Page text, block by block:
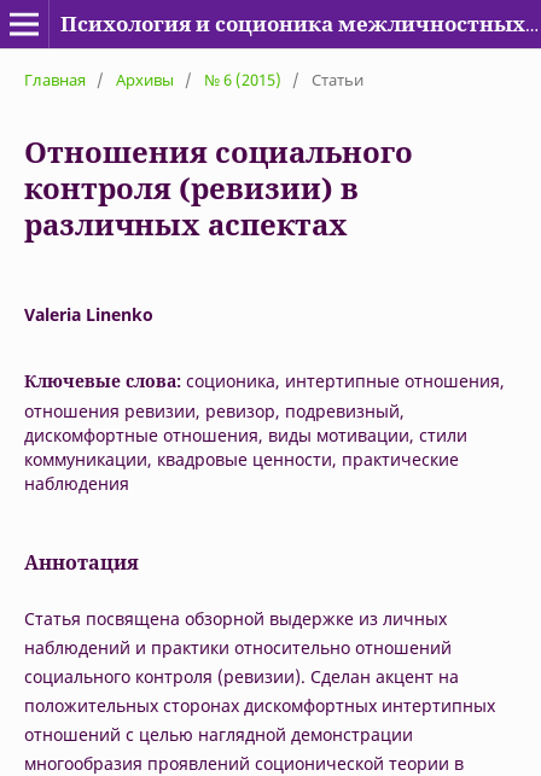
Психология и соционика межличностных отношений
Главная / Архивы / № 6 (2015) / Статьи
Отношения социального
контроля (ревизии) в
различных аспектах
Valeria Linenko
Ключевые слова: соционика, интертипные отношения,
отношения ревизии, ревизор, подревизный,
дискомфортные отношения, виды мотивации, стили
коммуникации, квадровые ценности, практические
наблюдения
Аннотация
Статья посвящена обзорной выдержке из личных
наблюдений и практики относительно отношений
социального контроля (ревизии). Сделан акцент на
положительных сторонах дискомфортных интертипных
отношений с целью наглядной демонстрации
многообразия проявлений соционической теории в